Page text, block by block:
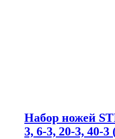
Набор ножей
3, 6-3, 20-3, 40-